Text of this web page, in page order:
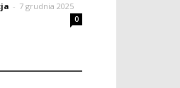
- 7 grudnia 2025
0